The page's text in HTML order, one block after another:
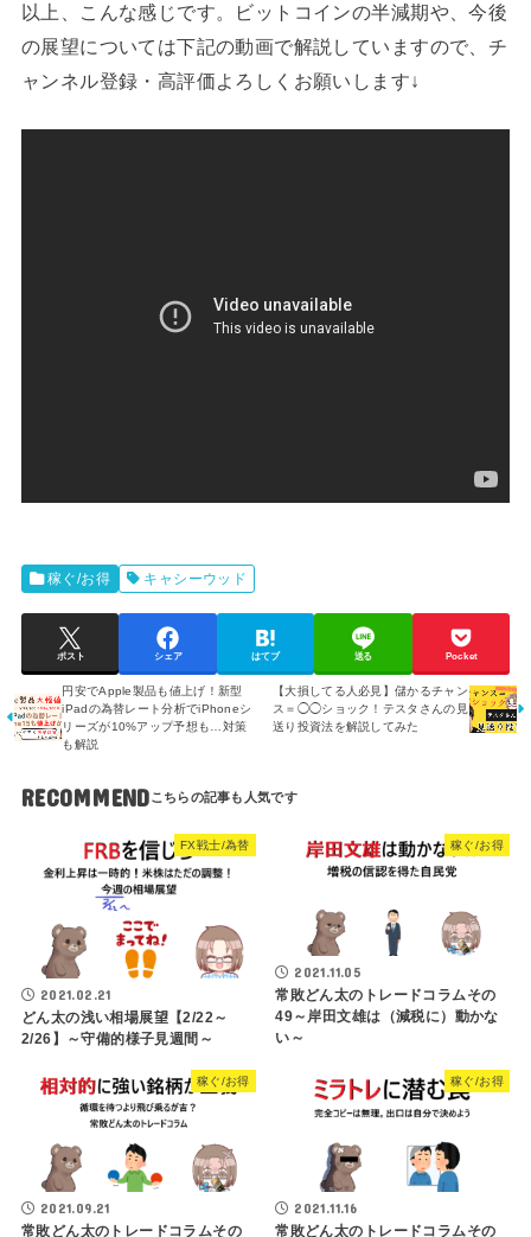
以上、こんな感じです。ビットコインの半減期や、今後
の展望については下記の動画で解説していますので、チ
ャンネル登録・高評価よろしくお願いします↓
稼ぐ/お得 キャシーウッド
ポスト シェア はてブ 送る Pocket
円安でApple製品も値上げ！新型
iPadの為替レート分析でiPhoneシ
リーズが10%アップ予想も…対策
も解説
【大損してる人必見】儲かるチャン
ス＝◯◯ショック！テスタさんの見
送り投資法を解説してみた
RECOMMEND
FX戦士/為替
2021.02.21
どん太の浅い相場展望【2/22～
2/26】～守備的様子見週間～
稼ぐ/お得
2021.11.05
常敗どん太のトレードコラムその
49～岸田文雄は（減税に）動かな
い～
稼ぐ/お得
2021.09.21
常敗どん太のトレードコラムその
稼ぐ/お得
2021.11.16
常敗どん太のトレードコラムその